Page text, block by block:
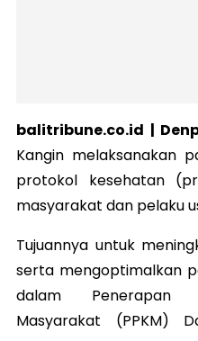
balitribune.co.id |
Kangin melaksanakan
protokol kesehatan
masyarakat dan pelaku
Tujuannya untuk
serta mengoptimalkan
dalam Penerapan
Masyarakat (PPKM)